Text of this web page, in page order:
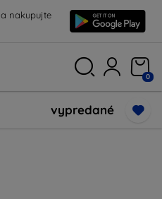
a nakupujte
0
vypredané